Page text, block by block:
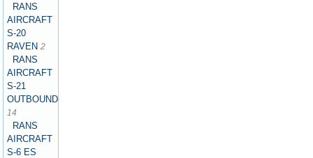
RANS
AIRCRAFT
S-20
RAVEN 2
RANS
AIRCRAFT
S-21
OUTBOUND
14
RANS
AIRCRAFT
S-6 ES